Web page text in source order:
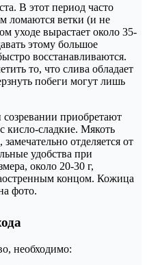
В этот период часто
ломаются ветки (и не
уходе вырастает около 35-
этому большое
восстанавливаются.
то, что слива обладает
побеги могут лишь
приобретают
кисло-сладкие. Мякоть
отделяется от
удобства при
около 20-30 г,
концом. Кожица
фото.
необходимо: